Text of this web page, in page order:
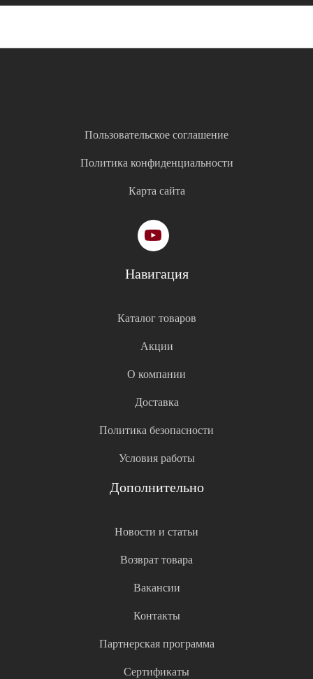
Пользовательское соглашение
Политика конфиденциальности
Карта сайта
Навигация
Каталог товаров
Акции
О компании
Доставка
Политика безопасности
Условия работы
Дополнительно
Новости и статьи
Возврат товара
Вакансии
Контакты
Партнерская программа
Сертификаты